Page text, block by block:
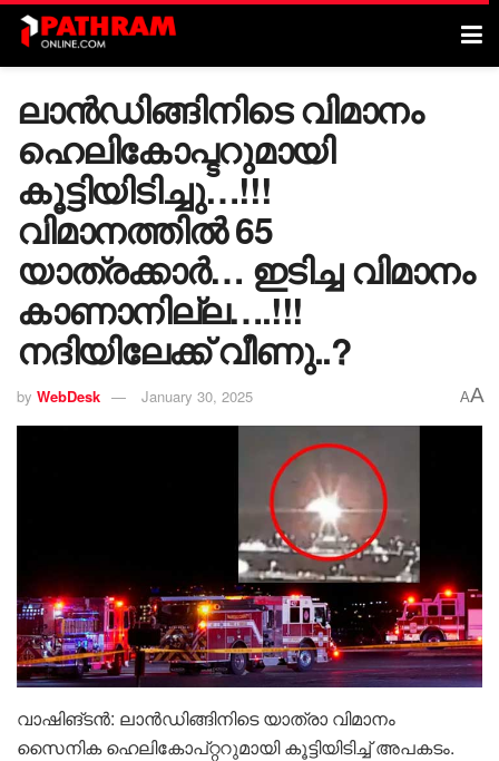
ലാൻഡിങ്ങിനിടെ വിമാനം
ഹെലികോപ്ടറുമായി
കൂട്ടിയിടിച്ചു…!!!
വിമാനത്തിൽ 65
യാത്രക്കാർ… ഇടിച്ച വിമാനം
കാണാനില്ല….!!!
നദിയിലേക്ക് വീണു..?
by WebDesk January 30, 2025 AA
വാഷിങ്ടൻ: ലാൻഡിങ്ങിനിടെ യാത്രാ വിമാനം
സൈനിക ഹെലികോപ്റ്ററുമായി കൂട്ടിയിടിച്ച് അപകടം.